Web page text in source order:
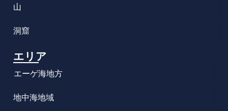
山
洞窟
エリア
エーゲ海地方
地中海地域